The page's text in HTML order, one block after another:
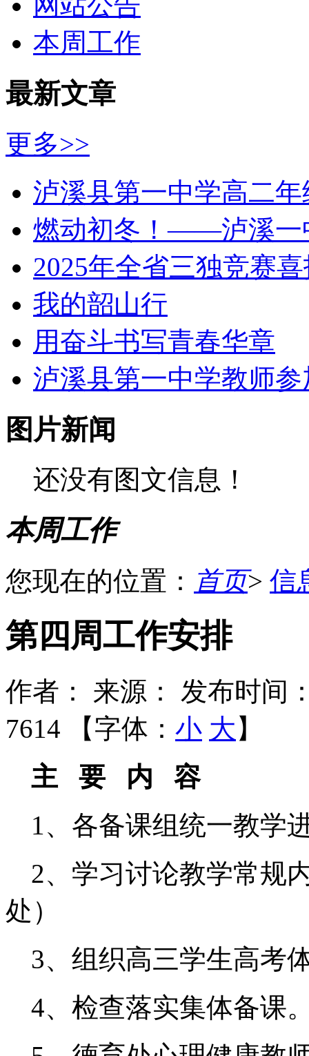
本周工作
最新文章
更多>>
泸溪县第一中学高二
燃动初冬！——泸溪
2025年全省三独竞赛
我的韶山行
用奋斗书写青春华章
泸溪县第一中学教师
图片新闻
还没有图文信息！
本周工作
您现在的位置： 首页> 信
第四周工作安排
作者： 来源：
发布时间
7614 【字体： 小 大 】
主 要 内 容
1、各备课组统一
2、学习讨论教学常
处）
3、组织高三学生
4、检查落实集